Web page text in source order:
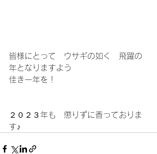
皆様にとって　ウサギの如く　飛躍の
年となりますよう
佳き一年を！
２０２３年も　懲りずに香っておりま